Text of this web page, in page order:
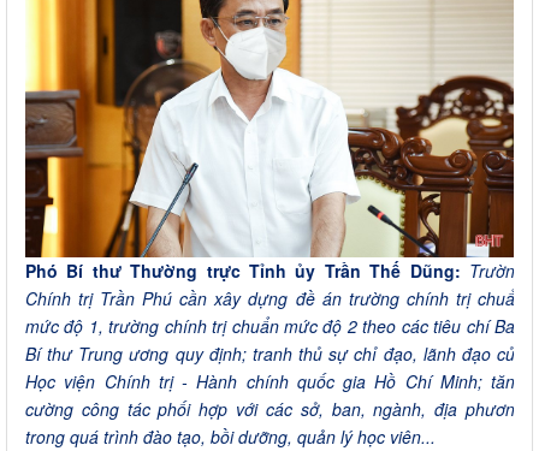
Phó Bí thư Thường trực Tỉnh ủy Trần Thế Dũng: Trường
Chính trị Trần Phú cần xây dựng đề án trường chính trị chuẩn
mức độ 1, trường chính trị chuẩn mức độ 2 theo các tiêu chí Ban
Bí thư Trung ương quy định; tranh thủ sự chỉ đạo, lãnh đạo của
Học viện Chính trị - Hành chính quốc gia Hồ Chí Minh; tăng
cường công tác phối hợp với các sở, ban, ngành, địa phương
trong quá trình đào tạo, bồi dưỡng, quản lý học viên...